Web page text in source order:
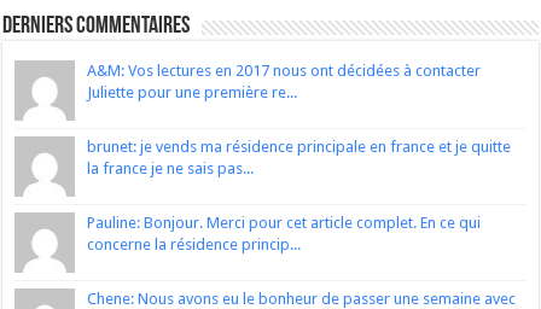
Derniers Commentaires
A&M: Vos lectures en 2017 nous ont décidées à contacter
Juliette pour une première re...
brunet: je vends ma résidence principale en france et je quitte
la france je ne sais pas...
Pauline: Bonjour. Merci pour cet article complet. En ce qui
concerne la résidence princip...
Chene: Nous avons eu le bonheur de passer une semaine avec